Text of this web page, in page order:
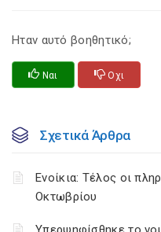
Ηταν αυτό βοηθητικό;
Ναι Οχι
Σχετικά Άρθρα
Ενοίκια: Τέλος οι
Οκτωβρίου